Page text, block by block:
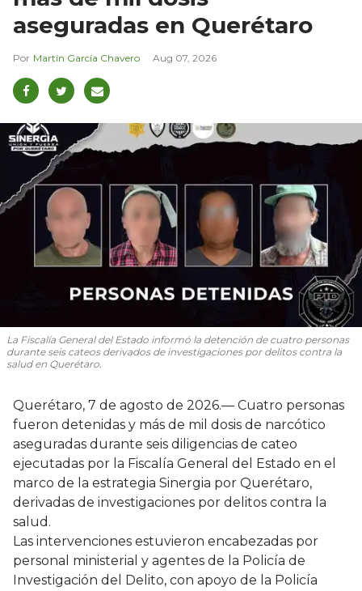
aseguradas en Querétaro
Martín García Chavero Aug 07, 2026
La Fiscalía General del Estado informó la detención de cuatro personas
durante seis cateos derivados de investigaciones por delitos contra la
salud en Querétaro.
Querétaro, 7 de agosto de 2026.— Cuatro personas
fueron detenidas y más de mil dosis de narcótico
aseguradas durante seis diligencias de cateo
ejecutadas por la Fiscalía General del Estado en el
marco de la estrategia Sinergia por Querétaro,
derivadas de investigaciones por delitos contra la
salud.
Las intervenciones estuvieron encabezadas por
personal ministerial y agentes de la Policía de
Investigación del Delito, con apoyo de la Policía